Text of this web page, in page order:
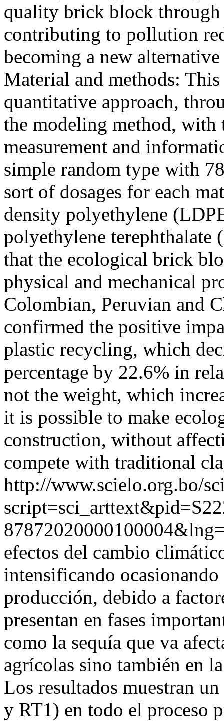
quality brick block
contributing to pollution
becoming a new
Material and methods: This
quantitative approach,
the modeling method, with
measurement and
simple random type with
sort of dosages for each
density polyethylene
polyethylene terephthalate
that the ecological brick
physical and mechanical
Colombian, Peruvian and
confirmed the positive
plastic recycling, which
percentage by 22.6% in
not the weight, which
it is possible to make
construction, without
compete with traditional
http://www.scielo.org.bo/
efectos del cambio
intensificando
producción, debido a
presentan en fases
como la sequía que va
agrícolas sino también en
Los resultados muestran
y RT1) en todo el proceso